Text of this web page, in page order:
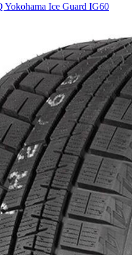
Ice Guard IG60